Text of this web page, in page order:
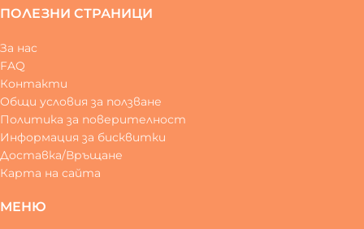
ПОЛЕЗНИ СТРАНИЦИ
За нас
FAQ
Контакти
Общи условия за ползване
Политика за поверителност
Информация за бисквитки
Доставка/Връщане
Карта на сайта
МЕНЮ